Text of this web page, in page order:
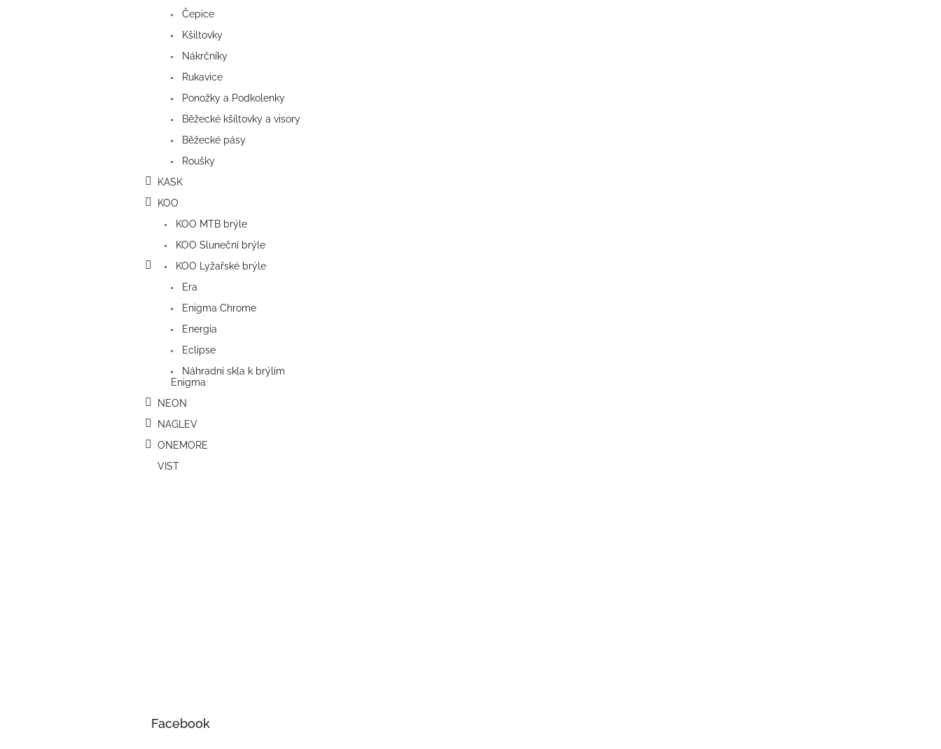
Čepice
Kšiltovky
Nákrčníky
Rukavice
Ponožky a Podkolenky
Běžecké kšiltovky a visory
Běžecké pásy
Roušky
KASK
KOO
KOO MTB brýle
KOO Sluneční brýle
KOO Lyžařské brýle
Era
Enigma Chrome
Energia
Eclipse
Náhradní skla k brýlím
Enigma
NEON
NAGLEV
ONEMORE
VIST
Facebook